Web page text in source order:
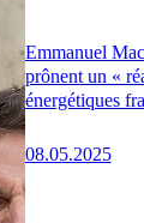
Emmanuel
prônent un «
énergétiques
08.05.2025